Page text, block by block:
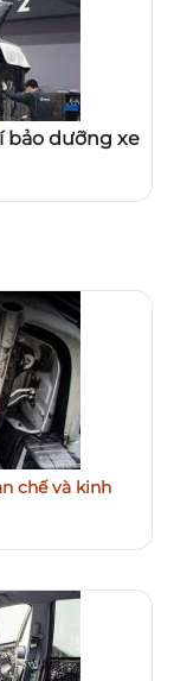
bảo dưỡng xe
chế và kinh